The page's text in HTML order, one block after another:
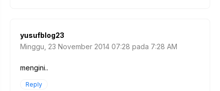
yusufblog23
Minggu, 23 November 2014 07:28 pada 7:28 AM
mengini..
Reply